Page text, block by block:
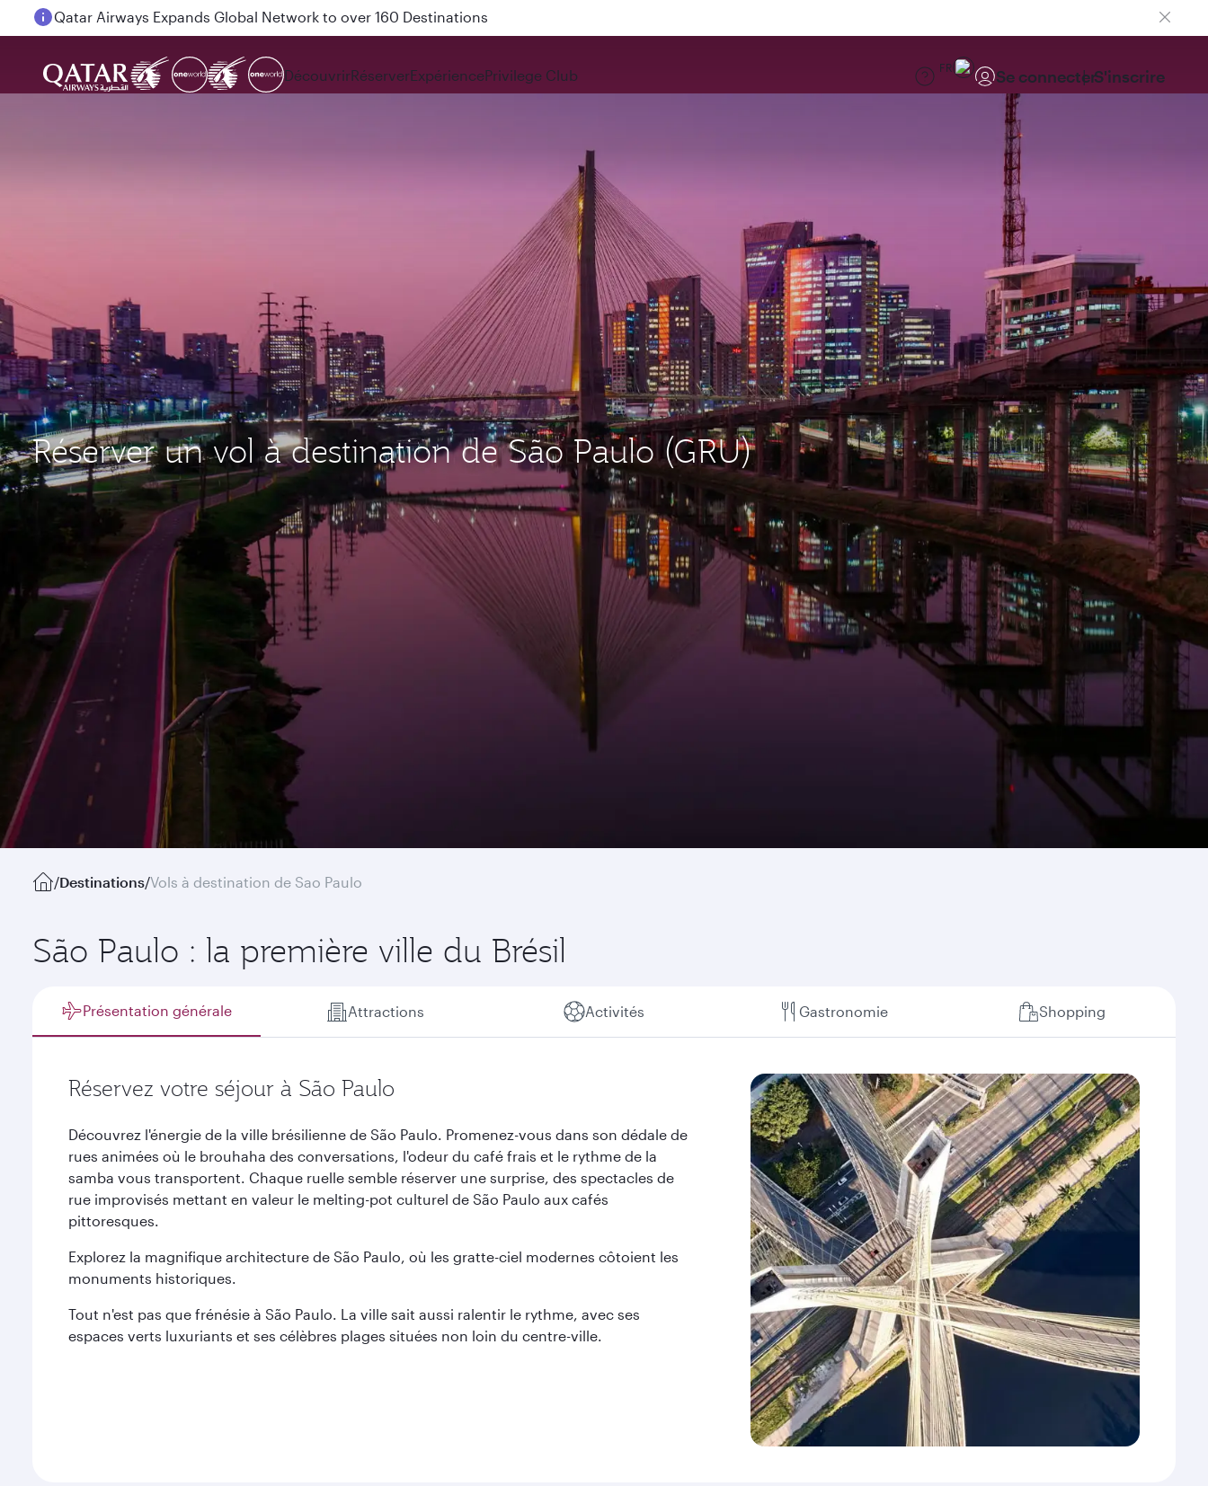
Passengers flying between Doha and Auckland on QR914 and QR915
DécouvrirRéserverExpériencePrivilege Club FR Se connecterS'inscrire
Réserver un vol à destination de São Paulo (GRU)
/Destinations/Vols à destination de Sao Paulo
São Paulo : la première ville du Brésil
Présentation générale Attractions Activités Gastronomie Shopping
Réservez votre séjour à São Paulo
Découvrez l'énergie de la ville brésilienne de São Paulo. Promenez-vous dans son dédale de
rues animées où le brouhaha des conversations, l'odeur du café frais et le rythme de la
samba vous transportent. Chaque ruelle semble réserver une surprise, des spectacles de
rue improvisés mettant en valeur le melting-pot culturel de São Paulo aux cafés
pittoresques.
Explorez la magnifique architecture de São Paulo, où les gratte-ciel modernes côtoient les
monuments historiques.
Tout n'est pas que frénésie à São Paulo. La ville sait aussi ralentir le rythme, avec ses
espaces verts luxuriants et ses célèbres plages situées non loin du centre-ville.